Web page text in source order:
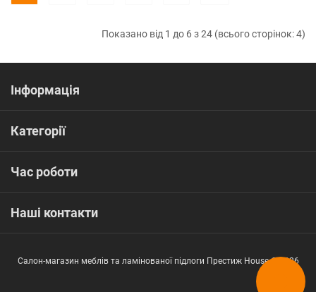
Показано від 1 до 6 з 24 (всього сторінок: 4)
Інформація
Категорії
Час роботи
Наші контакти
Салон-магазин меблів та ламінованої підлоги Престиж House © 2026